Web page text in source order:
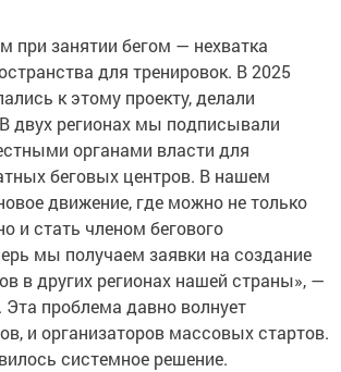
при занятии бегом — нехватка
для тренировок. В 2025
к этому проекту, делали
двух регионах мы подписывали
органами власти для
беговых центров. В нашем
движение, где можно не только
и стать членом бегового
мы получаем заявки на создание
в других регионах нашей страны», —
проблема давно волнует
и организаторов массовых стартов.
системное решение.